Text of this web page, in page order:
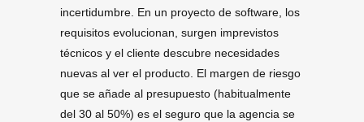
incertidumbre. En un proyecto de software, los
requisitos evolucionan, surgen imprevistos
técnicos y el cliente descubre necesidades
nuevas al ver el producto. El margen de riesgo
que se añade al presupuesto (habitualmente
del 30 al 50%) es el seguro que la agencia se